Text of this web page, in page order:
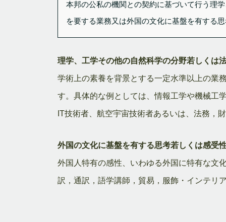
本邦の公私の機関との契約に基づいて行う理
を要する業務又は外国の文化に基盤を有する
理学、工学その他の自然科学の分野若しくは
学術上の素養を背景とする一定水準以上の業
す。具体的な例としては、情報工学や機械工
IT技術者、航空宇宙技術者あるいは、法務，
外国の文化に基盤を有する思考若しくは感受
外国人特有の感性、いわゆる外国に特有な文
訳，通訳，語学講師，貿易，服飾・インテリ